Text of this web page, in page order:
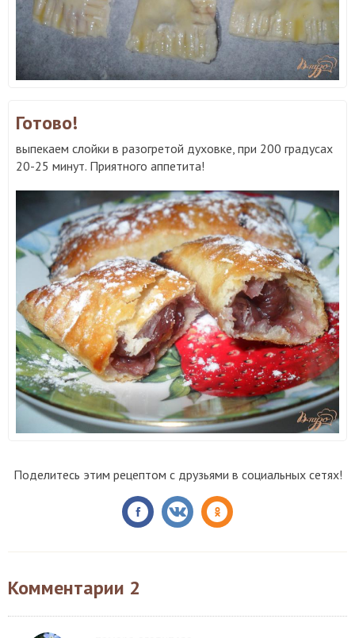
Готово!
выпекаем слойки в разогретой духовке, при 200 градусах
20-25 минут. Приятного аппетита!
Поделитесь этим рецептом с друзьями в социальных сетях!
Комментарии 2